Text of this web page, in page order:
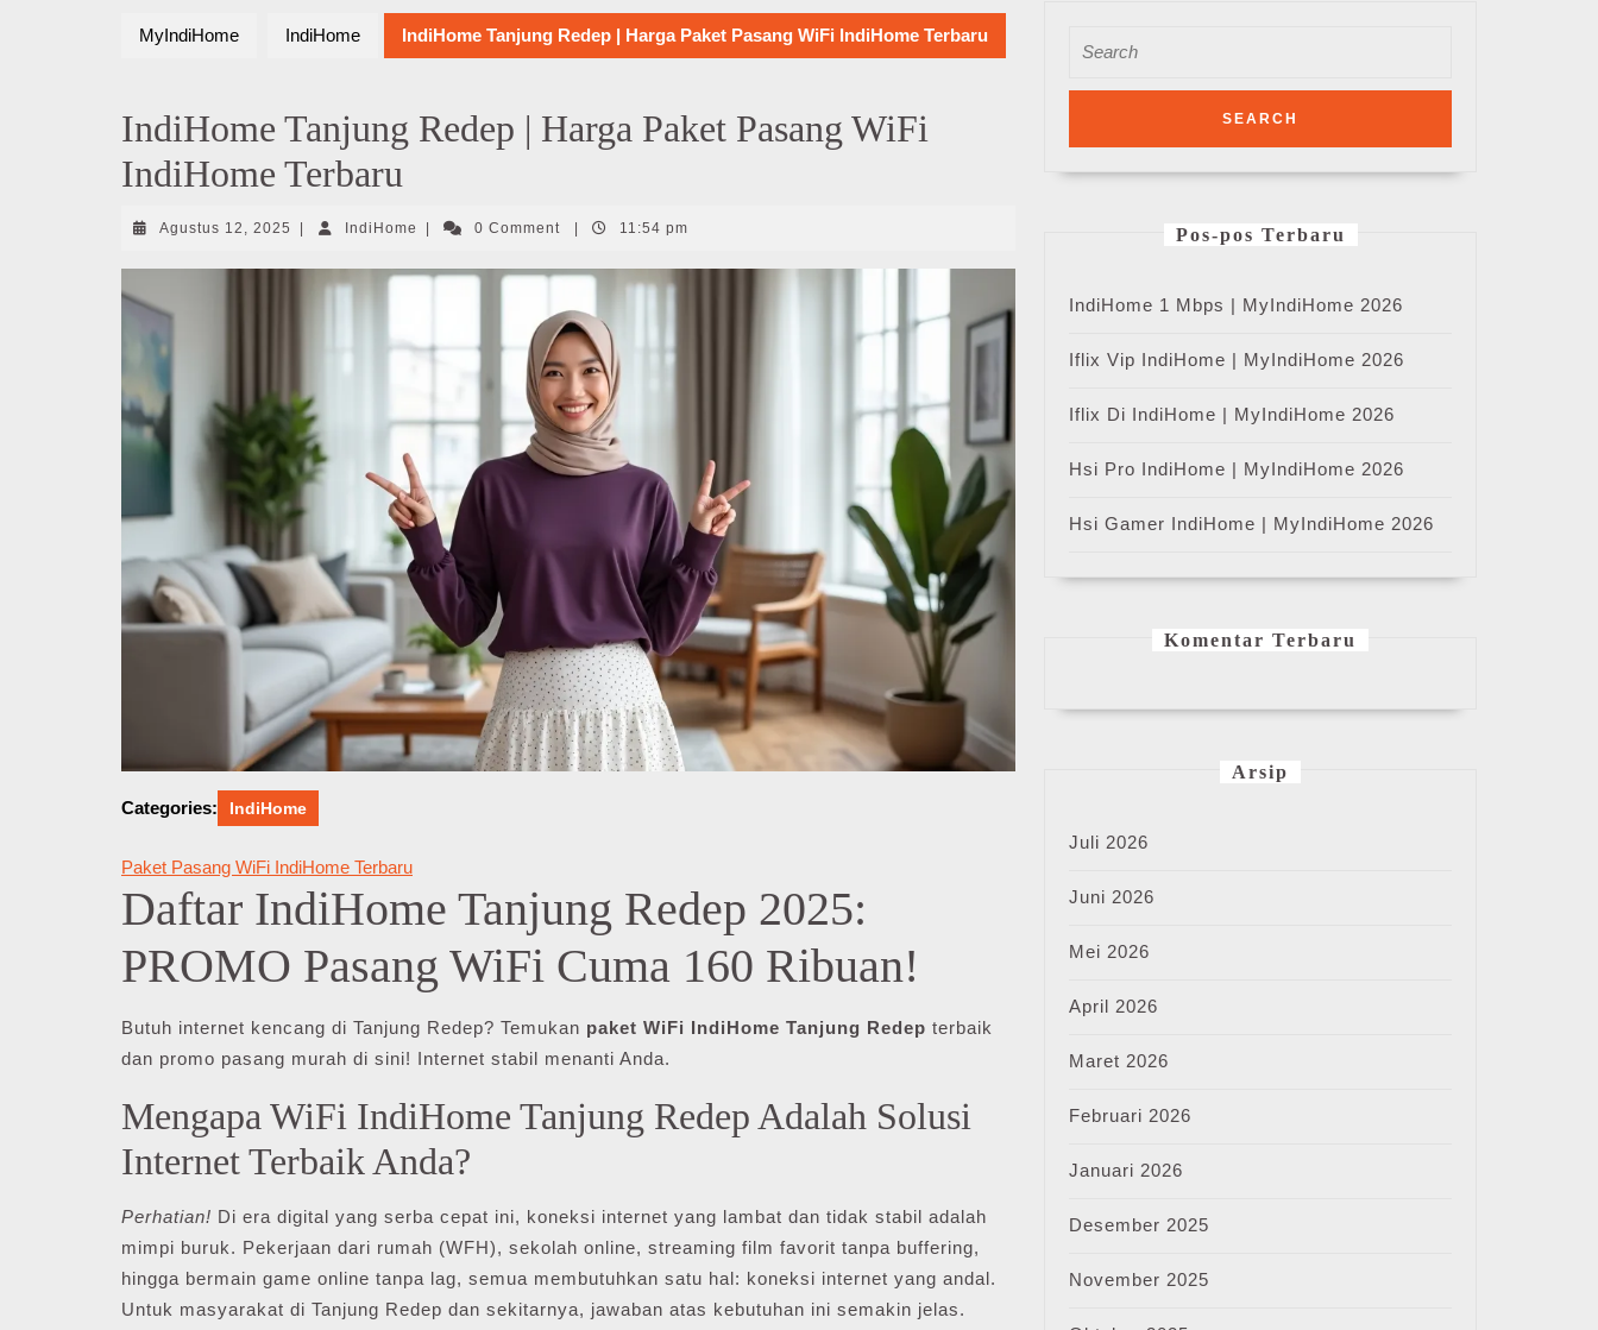
MyIndiHome IndiHome IndiHome Tanjung Redep | Harga Paket Pasang WiFi IndiHome Terbaru
IndiHome Tanjung Redep | Harga Paket Pasang WiFi
IndiHome Terbaru
Agustus 12, 2025 Agustus
2025
IndiHome IndiHome0 Comment 11:54 pm
Categories: IndiHome
Paket Pasang WiFi IndiHome Terbaru
Daftar IndiHome Tanjung Redep 2025:
PROMO Pasang WiFi Cuma 160 Ribuan!
Butuh internet kencang di Tanjung Redep? Temukan paket WiFi IndiHome Tanjung Redep terbaik
dan promo pasang murah di sini! Internet stabil menanti Anda.
Mengapa WiFi IndiHome Tanjung Redep Adalah Solusi
Internet Terbaik Anda?
Perhatian! Di era digital yang serba cepat ini, koneksi internet yang lambat dan tidak stabil adalah
mimpi buruk. Pekerjaan dari rumah (WFH), sekolah online, streaming film favorit tanpa buffering,
hingga bermain game online tanpa lag, semua membutuhkan satu hal: koneksi internet yang andal.
Untuk masyarakat di Tanjung Redep dan sekitarnya, jawaban atas kebutuhan ini semakin jelas.
for:
Pos-pos Terbaru
IndiHome 1 Mbps | MyIndiHome 2026
Iflix Vip IndiHome | MyIndiHome 2026
Iflix Di IndiHome | MyIndiHome 2026
Hsi Pro IndiHome | MyIndiHome 2026
Hsi Gamer IndiHome | MyIndiHome 2026
Komentar Terbaru
Arsip
Juli 2026
Juni 2026
Mei 2026
April 2026
Maret 2026
Februari 2026
Januari 2026
Desember 2025
November 2025